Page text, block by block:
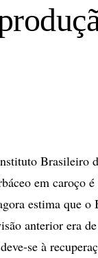
Brasileiro
em caroço
estima que o
anterior era
se à